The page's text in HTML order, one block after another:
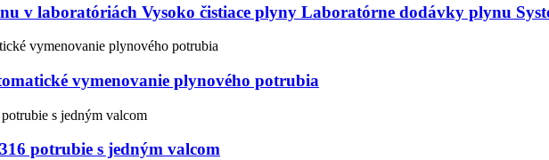
v laboratóriách Vysoko čistiace plyny Laboratórne dodávky plynu
vymenovanie plynového potrubia
potrubie s jedným valcom